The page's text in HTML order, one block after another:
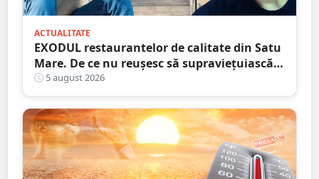
ACTUALITATE
EXODUL restaurantelor de calitate din Satu
Mare. De ce nu reușesc să supraviețuiască
localurile cu adevărat speciale?
5 august 2026